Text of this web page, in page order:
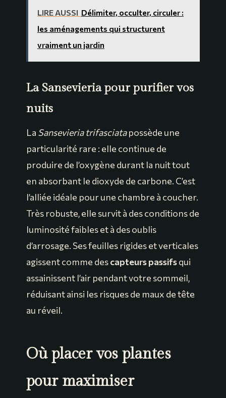
LIRE AUSSI Délimiter, occulter, circuler :
les aménagements qui structurent
vraiment un jardin
La Sansevieria pour purifier vos
nuits
La Sansevieria trifasciatapossède une
particularité rare : elle continue de
produire de l’oxygène durant la nuit tout
en absorbant le dioxyde de carbone. C’est
l’alliée idéale pour une chambre à coucher.
Très robuste, elle survit à des conditions de
luminosité faibles et à des oublis
d’arrosage. Ses feuilles rigides et verticales
agissent comme descapteurs passifsqui
assainissent l’air pendant votre sommeil,
réduisant ainsi les risques de maux de tête
au réveil.
Où placer vos plantes
pour maximiser